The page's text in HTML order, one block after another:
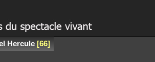
Hercule 66